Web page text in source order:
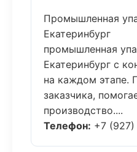
Промышленная
Екатеринбург
промышленная
Екатеринбург с
на каждом этапе.
заказчика,
производство....
Телефон: +7